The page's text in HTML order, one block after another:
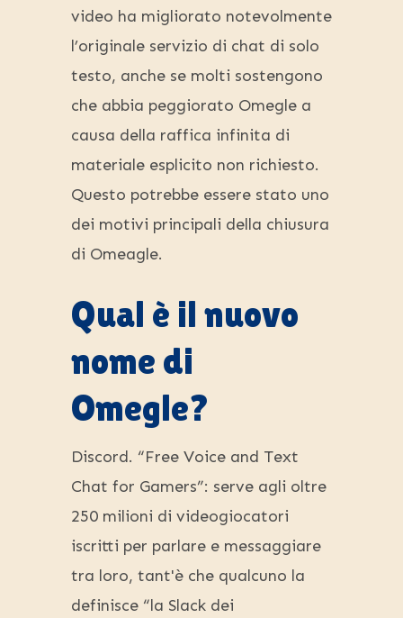
video ha migliorato notevolmente
l’originale servizio di chat di solo
testo, anche se molti sostengono
che abbia peggiorato Omegle a
causa della raffica infinita di
materiale esplicito non richiesto.
Questo potrebbe essere stato uno
dei motivi principali della chiusura
di Omeagle.
Qual è il nuovo
nome di
Omegle?
Discord. “Free Voice and Text
Chat for Gamers”: serve agli oltre
250 milioni di videogiocatori
iscritti per parlare e messaggiare
tra loro, tant'è che qualcuno la
definisce “la Slack dei